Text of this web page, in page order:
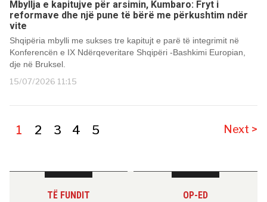
Mbyllja e kapitujve për arsimin, Kumbaro: Fryt i
reformave dhe një pune të bërë me përkushtim ndër
vite
Shqipëria mbylli me sukses tre kapitujt e parë të integrimit në
Konferencën e IX Ndërqeveritare Shqipëri -Bashkimi Europian,
dje në Bruksel.
15/07/2026 11:15
1 2 3 4 5 Next >
TË FUNDIT OP-ED